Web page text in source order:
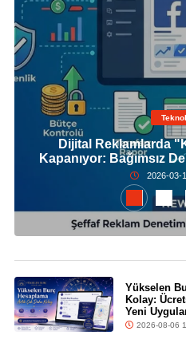
Dijital Reklamlarda
Kapanıyor: Bağımsız
2026-03-
Yükselen
Kolay:
Yeni
2026-08-06